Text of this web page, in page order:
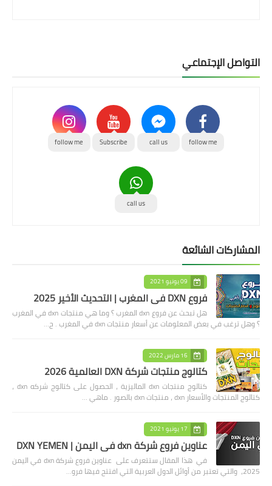
التواصل الإجتماعي
follow me
call us
Subscribe
follow me
call us
المشاركات الشائعة
09 يونيو 2021
فروع DXN في المغرب | التحديث الأخير 2025
هل تبحث عن فروع dxn المغرب ؟ وما هي منتجات dxn في المغرب
؟ وهل ترغب في بعض المعلومات عن أسعار منتجات dxn في المغرب . ح…
16 مارس 2022
كتالوج منتجات شركة DXN العالمية 2026
كتالوج منتجات dxn الماليزية ، الحصول على كتالوج شركه dxn ،
كتالوج المنتجات والأسعار dxn ، منتجات dxn بالصور . ماهي …
17 يونيو 2021
عناوين فروع شركة dxn في اليمن | DXN YEMEN
في هذا المقال ستتعرف على عناوين فروع شركة dxn في اليمن
2025، والتي تعتبر من أوائل الدول العربية التي افتتح فيها فرو…